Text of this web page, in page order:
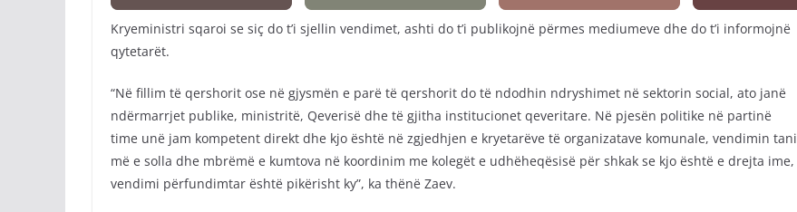
Kryeministri sqaroi se siç do t’i sjellin vendimet, ashti do t’i publikojnë përmes mediumeve dhe do t’i informojnë
qytetarët.
“Në fillim të qershorit ose në gjysmën e parë të qershorit do të ndodhin ndryshimet në sektorin social, ato janë
ndërmarrjet publike, ministritë, Qeverisë dhe të gjitha institucionet qeveritare. Në pjesën politike në partinë
time unë jam kompetent direkt dhe kjo është në zgjedhjen e kryetarëve të organizatave komunale, vendimin tani
më e solla dhe mbrëmë e kumtova në koordinim me kolegët e udhëheqësisë për shkak se kjo është e drejta ime,
vendimi përfundimtar është pikërisht ky”, ka thënë Zaev.